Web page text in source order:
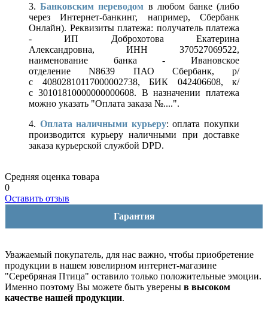
3.Банковским переводом в любом банке (либо
через Интернет-банкинг, например, Сбербанк
Онлайн). Реквизиты платежа: получатель платежа
- ИП Доброхотова Екатерина
Александровна, ИНН 370527069522,
наименование банка - Ивановское
отделение N8639 ПАО Сбербанк, р/
с 40802810117000002738, БИК 042406608, к/
с 30101810000000000608. В назначении платежа
можно указать "Оплата заказа №....".
4. Оплата наличными курьеру: оплата покупки
производится курьеру наличными при доставке
заказа курьерской службой DPD.
Средняя оценка товара
0
Оставить отзыв
Гарантия
Уважаемый покупатель, для нас важно, чтобы приобретение
продукции в нашем ювелирном интернет-магазине
"Серебряная Птица" оставило только положительные эмоции.
Именно поэтому Вы можете быть уверены в высоком
качестве нашей продукции.